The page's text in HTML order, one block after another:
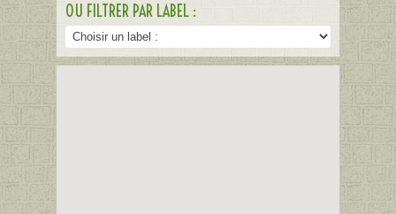
OU FILTRER PAR LABEL :